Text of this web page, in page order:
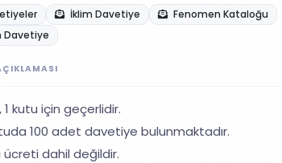
İklim Davetiye
Fenomen Kataloğu
Davetiye
kutu için geçerlidir.
100 adet davetiye bulunmaktadır.
ücreti dahil değildir.